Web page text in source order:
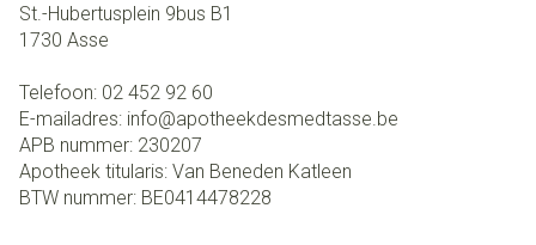
St.-Hubertusplein 9bus B1
1730 Asse
Telefoon: 02 452 92 60
E-mailadres: info@apotheekdesmedtasse.be
APB nummer: 230207
Apotheek titularis: Van Beneden Katleen
BTW nummer: BE0414478228